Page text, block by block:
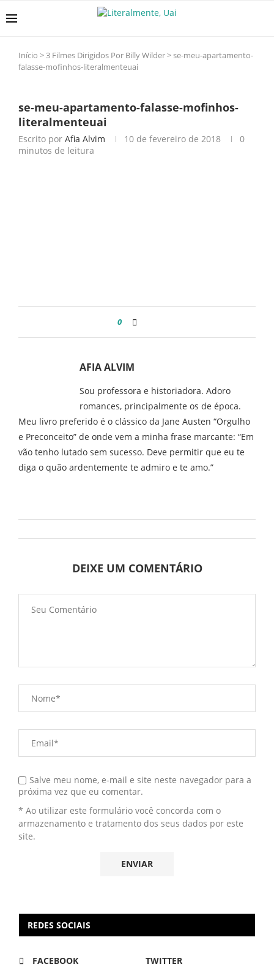
Início >3 Filmes Dirigidos Por Billy Wilder>se-meu-apartamento-
falasse-mofinhos-literalmenteuai
se-meu-apartamento-falasse-mofinhos-
literalmenteuai
Escrito por Afia Alvim 10 de fevereiro de 2018
0
minutos de leitura
0
AFIA ALVIM
Sou professora e historiadora. Adoro
romances, principalmente os de época.
Meu livro preferido é o clássico da Jane Austen “Orgulho
e Preconceito” de onde vem a minha frase marcante: “Em
vão tenho lutado sem sucesso. Deve permitir que eu te
diga o quão ardentemente te admiro e te amo.”
DEIXE UM COMENTÁRIO
Salve meu nome, e-mail e site neste navegador para a
próxima vez que eu comentar.
* Ao utilizar este formulário você concorda com o
armazenamento e tratamento dos seus dados por este
site.
REDES SOCIAIS
FACEBOOK
TWITTER